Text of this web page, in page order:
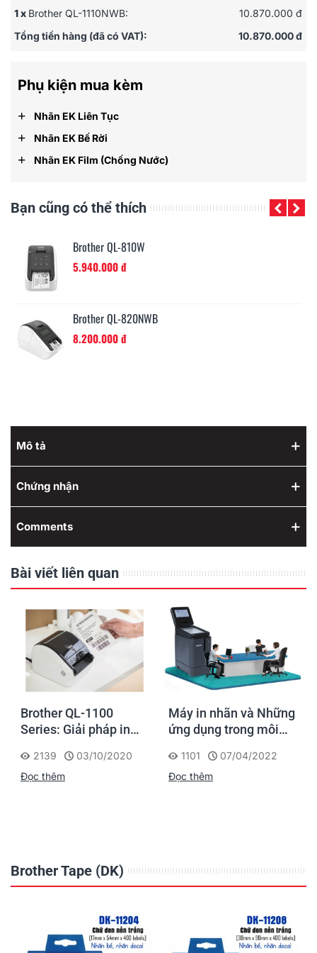
1 x Brother QL-1110NWB:
10.870.000 đ
Tổng tiền hàng (đã có VAT):
10.870.000 đ
Phụ kiện mua kèm
+ Nhãn EK Liên Tục
+ Nhãn EK Bế Rời
+ Nhãn EK Film (chống Nước)
Bạn cũng có thể thích
Brother QL-1100
7.310.000 đ
Brother QL-810W - CH
5.940.000 đ
Mô tả
Chứng nhận
Comments
Bài viết liên quan
Brother QL-1100
Series: Giải pháp in
mã vạch khổ lớn của
Brother
2139
03/10/2020
Đọc thêm
Máy in nhãn và Những
ứng dụng trong môi
1101
07/04/2022
Đọc thêm
Brother Tape (DK)